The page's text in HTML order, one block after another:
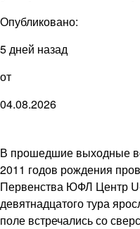
Опубликовано:
5 дней назад
от
04.08.2026
В прошедшие выходные
2011 годов рождения
Первенства ЮФЛ Центр
девятнадцатого тура
поле встречались со